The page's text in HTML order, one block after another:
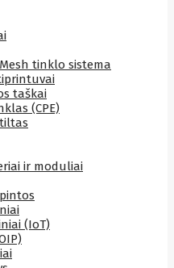
tinklo sistema
taškai
(CPE)
ir moduliai
(IoT)